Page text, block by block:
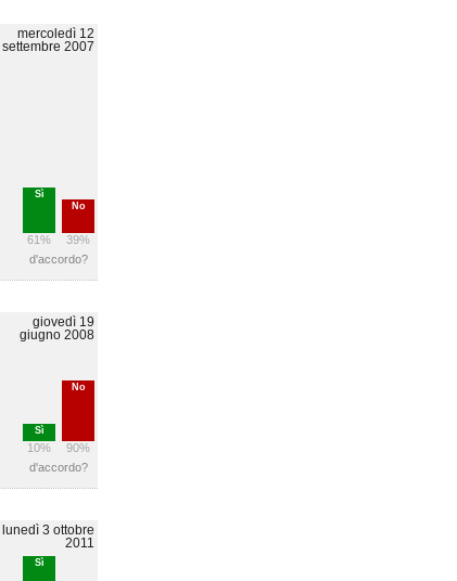
mercoledì 12
settembre 2007
Sì
61%
No
39%
d'accordo?
giovedì 19
giugno 2008
Sì
10%
No
90%
d'accordo?
lunedì 3 ottobre
2011
Sì